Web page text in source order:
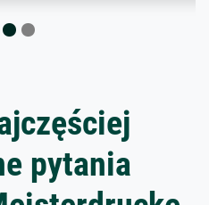
pytania